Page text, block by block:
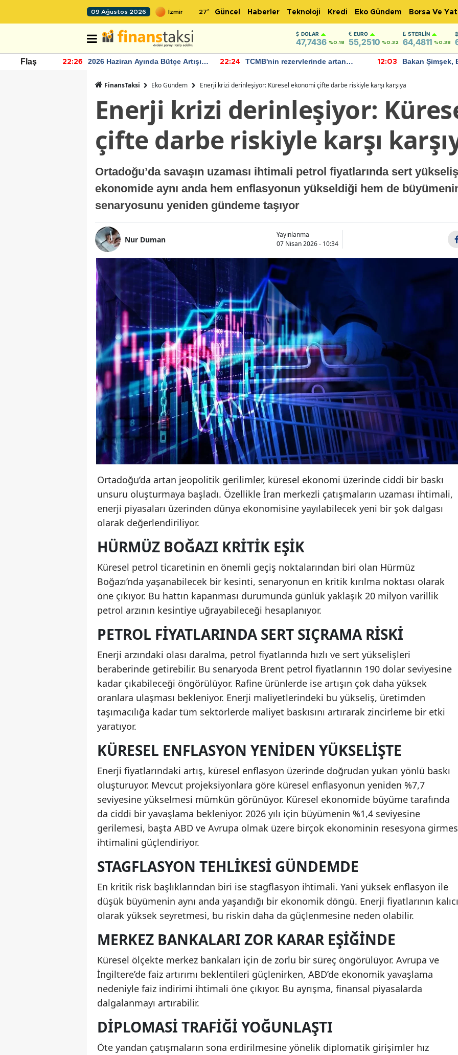
09 Ağustos 2026 27° Güncel Haberler Teknoloji Kredi Eko Gündem Borsa Ve
DOLAR
47,7436 %0.18
EURO
55,2510 %0.32
STERLIN
64,4811 %0.38
Flaş 22:26
2026 Haziran Ayında Bütçe Artışı
22:24
TCMB'nin rezervlerinde artan
12:03
Bakan Şimşek,
FinansTaksi Eko Gündem Enerji krizi derinleşiyor: Küresel ekonomi çifte darbe riskiyle karşı karşıya
Enerji krizi derinleşiyor:
çifte darbe riskiyle karşı
Ortadoğu’da savaşın uzaması ihtimali petrol fiyatlarında sert
ekonomide aynı anda hem enflasyonun yükseldiği hem de
senaryosunu yeniden gündeme taşıyor
Nur Duman
Yayınlanma
07 Nisan 2026 - 10:34
Ortadoğu’da artan jeopolitik gerilimler, küresel ekonomi üzerinde ciddi bir baskı
unsuru oluşturmaya başladı. Özellikle İran merkezli çatışmaların uzaması ihtimali,
enerji piyasaları üzerinden dünya ekonomisine yayılabilecek yeni bir şok dalgası
olarak değerlendiriliyor.
HÜRMÜZ BOĞAZI KRITIK EŞIK
Küresel petrol ticaretinin en önemli geçiş noktalarından biri olan Hürmüz
Boğazı’nda yaşanabilecek bir kesinti, senaryonun en kritik kırılma noktası olarak
öne çıkıyor. Bu hattın kapanması durumunda günlük yaklaşık 20 milyon varillik
petrol arzının kesintiye uğrayabileceği hesaplanıyor.
PETROL FIYATLARINDA SERT SIÇRAMA RISKI
Enerji arzındaki olası daralma, petrol fiyatlarında hızlı ve sert yükselişleri
beraberinde getirebilir. Bu senaryoda Brent petrol fiyatlarının 190 dolar seviyesine
kadar çıkabileceği öngörülüyor. Rafine ürünlerde ise artışın çok daha yüksek
oranlara ulaşması bekleniyor. Enerji maliyetlerindeki bu yükseliş, üretimden
taşımacılığa kadar tüm sektörlerde maliyet baskısını artırarak zincirleme bir etki
yaratıyor.
KÜRESEL ENFLASYON YENIDEN YÜKSELIŞTE
Enerji fiyatlarındaki artış, küresel enflasyon üzerinde doğrudan yukarı yönlü baskı
oluşturuyor. Mevcut projeksiyonlara göre küresel enflasyonun yeniden %7,7
seviyesine yükselmesi mümkün görünüyor. Küresel ekonomide büyüme tarafında
da ciddi bir yavaşlama bekleniyor. 2026 yılı için büyümenin %1,4 seviyesine
gerilemesi, başta ABD ve Avrupa olmak üzere birçok ekonominin resesyona
ihtimalini güçlendiriyor.
STAGFLASYON TEHLIKESI GÜNDEMDE
En kritik risk başlıklarından biri ise stagflasyon ihtimali. Yani yüksek enflasyon ile
düşük büyümenin aynı anda yaşandığı bir ekonomik döngü. Enerji fiyatlarının kalıcı
olarak yüksek seyretmesi, bu riskin daha da güçlenmesine neden olabilir.
MERKEZ BANKALARI ZOR KARAR EŞIĞINDE
Küresel ölçekte merkez bankaları için de zorlu bir süreç öngörülüyor. Avrupa ve
İngiltere’de faiz artırımı beklentileri güçlenirken, ABD’de ekonomik yavaşlama
nedeniyle faiz indirimi ihtimali öne çıkıyor. Bu ayrışma, finansal piyasalarda
dalgalanmayı artırabilir.
DIPLOMASI TRAFIĞI YOĞUNLAŞTI
Öte yandan çatışmaların sona erdirilmesine yönelik diplomatik girişimler hız